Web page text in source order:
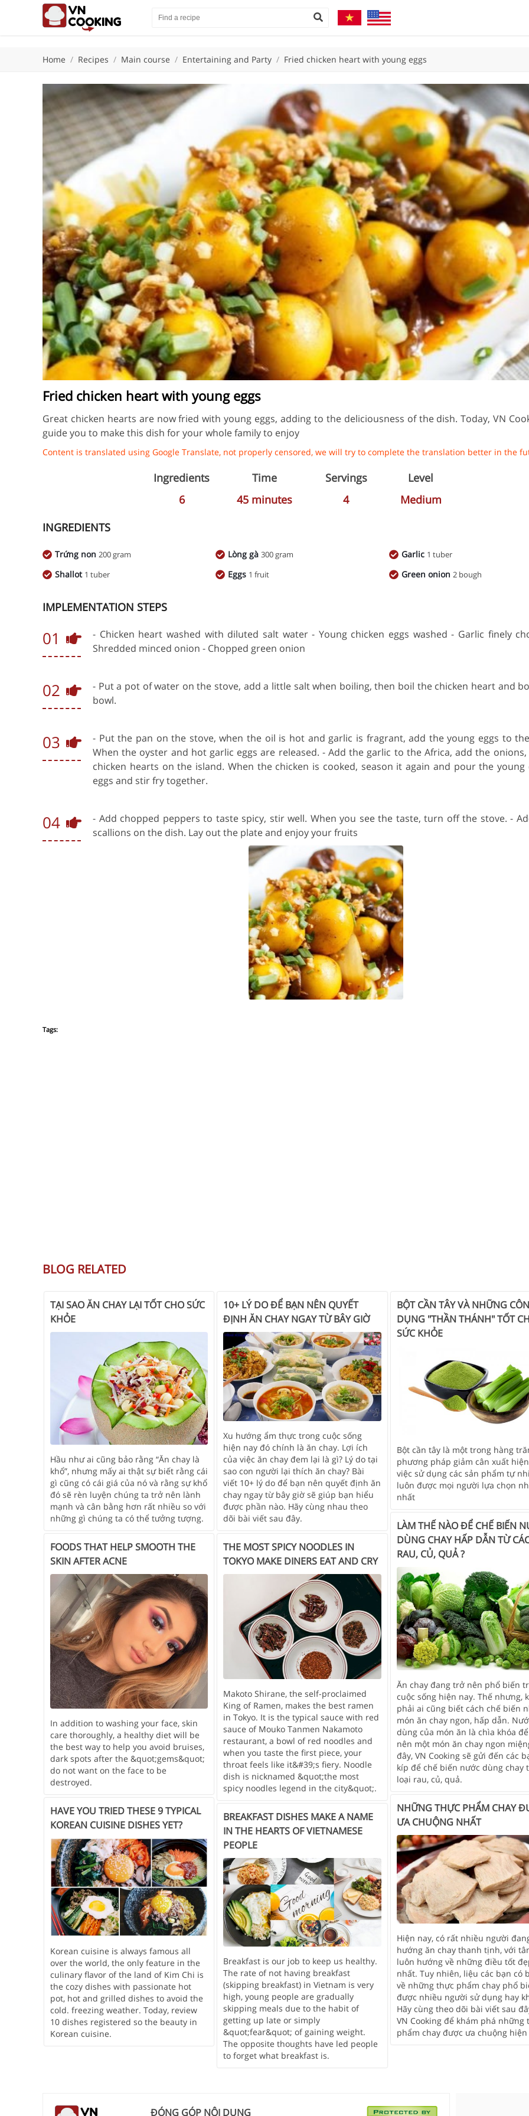
Home / Recipes / Main course / Entertaining and Party / Fried chicken heart with young eggs
Fried chicken heart with young eggs
Great chicken hearts are now fried with young eggs, adding to the deliciousness of the dish. Today, VN
guide you to make this dish for your whole family to enjoy
Content is translated using Google Translate, not properly censored, we will try to complete the translation better in the
Ingredients
6
Time
45 minutes
Servings
4
Level
Medium
INGREDIENTS
Trứng non 200 gram Lòng gà300 gram Garlic 1 tuber
Shallot 1 tuber Eggs 1 fruit Green onion 2 bough
IMPLEMENTATION STEPS
01
- Chicken heart washed with diluted salt water - Young chicken eggs washed - Garlic finely
Shredded minced onion - Chopped green onion
02
- Put a pot of water on the stove, add a little salt when boiling, then boil the chicken heart and
bowl.
03
- Put the pan on the stove, when the oil is hot and garlic is fragrant, add the young eggs to
When the oyster and hot garlic eggs are released. - Add the garlic to the Africa, add the
chicken hearts on the island. When the chicken is cooked, season it again and pour the young
eggs and stir fry together.
04
- Add chopped peppers to taste spicy, stir well. When you see the taste, turn off the stove. -
scallions on the dish. Lay out the plate and enjoy your fruits
Tags:
BLOG RELATED
TẠI SAO ĂN CHAY LẠI TỐT CHO SỨC
KHỎE
Hầu như ai cũng bảo rằng “Ăn chay là
khổ”, nhưng mấy ai thật sự biết rằng cái
gì cũng có cái giá của nó và rằng sự khổ
đó sẽ rèn luyện chúng ta trở nên lành
mạnh và cân bằng hơn rất nhiều so với
những gì chúng ta có thể tưởng tượng.
10+ LÝ DO ĐỂ BẠN NÊN QUYẾT
ĐỊNH ĂN CHAY NGAY TỪ BÂY GIỜ
Xu hướng ẩm thực trong cuộc sống
hiện nay đó chính là ăn chay. Lợi ích
của việc ăn chay đem lại là gì? Lý do tại
sao con người lại thích ăn chay? Bài
viết 10+ lý do để bạn nên quyết định ăn
chay ngay từ bây giờ sẽ giúp bạn hiểu
được phần nào. Hãy cùng nhau theo
dõi bài viết sau đây.
BỘT CẦN TÂY VÀ NHỮNG
DỤNG "THẦN THÁNH" TỐT
SỨC KHỎE
Bột cần tây là một trong hàng
phương pháp giảm cân xuất
việc sử dụng các sản phẩm tự
luôn được mọi người lựa chọn
nhất
LÀM THẾ NÀO ĐỂ CHẾ BIẾN
DÙNG CHAY HẤP DẪN TỪ
RAU, CỦ, QUẢ ?
Ăn chay đang trở nên phổ biến
cuộc sống hiện nay. Thế nhưng,
phải ai cũng biết cách chế biến
món ăn chay ngon, hấp dẫn.
dùng của món ăn là chìa khóa
nên một món ăn chay ngon
đây, VN Cooking sẽ gửi đến các
kíp để chế biến nước dùng chay
loại rau, củ, quả.
THE MOST SPICY NOODLES IN
TOKYO MAKE DINERS EAT AND CRY
Makoto Shirane, the self-proclaimed
King of Ramen, makes the best ramen
in Tokyo. It is the typical sauce with red
sauce of Mouko Tanmen Nakamoto
restaurant, a bowl of red noodles and
when you taste the first piece, your
throat feels like it&#39;s fiery. Noodle
dish is nicknamed &quot;the most
spicy noodles legend in the city&quot;.
FOODS THAT HELP SMOOTH THE
SKIN AFTER ACNE
In addition to washing your face, skin
care thoroughly, a healthy diet will be
the best way to help you avoid bruises,
dark spots after the &quot;gems&quot;
do not want on the face to be
destroyed.
NHỮNG THỰC PHẨM CHAY
ƯA CHUỘNG NHẤT
Hiện nay, có rất nhiều người
hướng ăn chay thanh tịnh, với
luôn hướng về những điều tốt
nhất. Tuy nhiên, liệu các bạn có
về những thực phẩm chay phổ
được nhiều người sử dụng hay
Hãy cùng theo dõi bài viết sau
VN Cooking để khám phá những
phẩm chay được ưa chuộng hiện
HAVE YOU TRIED THESE 9 TYPICAL
KOREAN CUISINE DISHES YET?
Korean cuisine is always famous all
over the world, the only feature in the
culinary flavor of the land of Kim Chi is
the cozy dishes with passionate hot
pot, hot and grilled dishes to avoid the
cold. freezing weather. Today, review
10 dishes registered so the beauty in
Korean cuisine.
BREAKFAST DISHES MAKE A NAME
IN THE HEARTS OF VIETNAMESE
PEOPLE
Breakfast is our job to keep us healthy.
The rate of not having breakfast
(skipping breakfast) in Vietnam is very
high, young people are gradually
skipping meals due to the habit of
getting up late or simply
&quot;fear&quot; of gaining weight.
The opposite thoughts have led people
to forget what breakfast is.
ĐÓNG GÓP NỘI DUNG